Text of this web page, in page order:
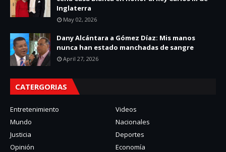
Inglaterra
May 02, 2026
Dany Alcántara a Gómez Díaz: Mis manos
nunca han estado manchadas de sangre
April 27, 2026
CATERGORIAS
Entretenimiento
Videos
Mundo
Nacionales
Justicia
Deportes
Opinión
Economía